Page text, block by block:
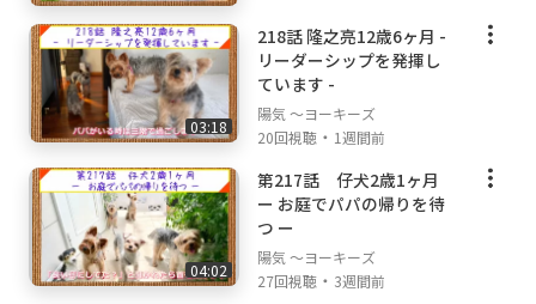
03:18
218話 隆之亮12歳6ヶ月 -
リーダーシップを発揮し
ています -
陽気 ～ヨーキーズ
20回視聴 ・ 1週間前
04:02
第217話 仔犬2歳1ヶ月
ー お庭でパパの帰りを待
つ ー
陽気 ～ヨーキーズ
27回視聴 ・ 3週間前